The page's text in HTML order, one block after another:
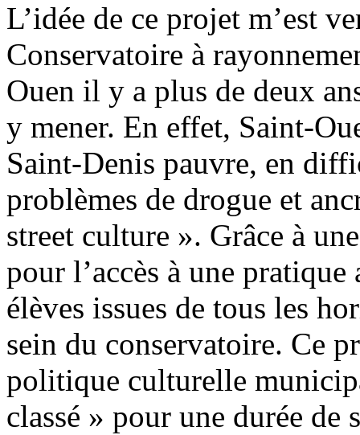
L’idée de ce projet m’est
Conservatoire à
Ouen il y a plus de deux
y mener. En effet, Saint-
Saint-Denis pauvre, en
problèmes de drogue et
street culture ». Grâce à
pour l’accès à une
élèves issues de tous les
sein du conservatoire. Ce
politique culturelle
classé » pour une durée de